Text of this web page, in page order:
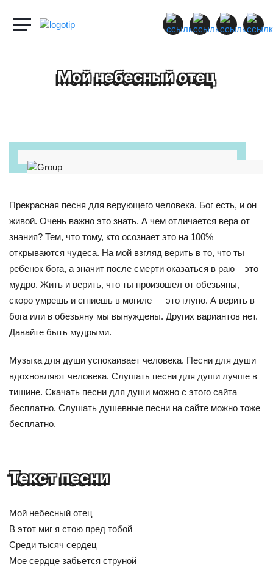
Мой небесный отец
Прекрасная песня для верующего человека. Бог есть, и он
живой. Очень важно это знать. А чем отличается вера от
знания? Тем, что тому, кто осознает это на 100%
открываются чудеса. На мой взгляд верить в то, что ты
ребенок бога, а значит после смерти оказаться в раю – это
мудро. Жить и верить, что ты произошел от обезьяны,
скоро умрешь и сгниешь в могиле — это глупо. А верить в
бога или в обезьяну мы вынуждены. Других вариантов нет.
Давайте быть мудрыми.
Музыка для души успокаивает человека. Песни для души
вдохновляют человека. Слушать песни для души лучше в
тишине. Скачать песни для души можно с этого сайта
бесплатно. Слушать душевные песни на сайте можно тоже
бесплатно.
Текст песни
Мой небесный отец
В этот миг я стою пред тобой
Среди тысяч сердец
Мое сердце забьется струной